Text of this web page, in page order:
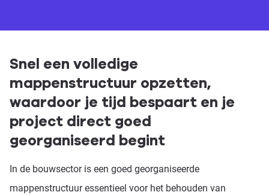
Snel een volledige
mappenstructuur opzetten,
waardoor je tijd bespaart en je
project direct goed
georganiseerd begint
In de bouwsector is een goed georganiseerde
mappenstructuur essentieel voor het behouden van